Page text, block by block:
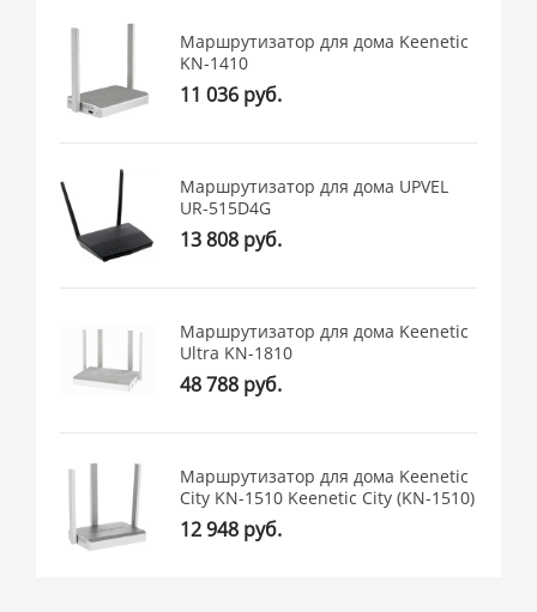
Маршрутизатор для дома Keenetic
KN-1410
11 036 руб.
Маршрутизатор для дома UPVEL
UR-515D4G
13 808 руб.
Маршрутизатор для дома Keenetic
Ultra KN-1810
48 788 руб.
Маршрутизатор для дома Keenetic
City KN-1510 Keenetic City (KN-1510)
12 948 руб.